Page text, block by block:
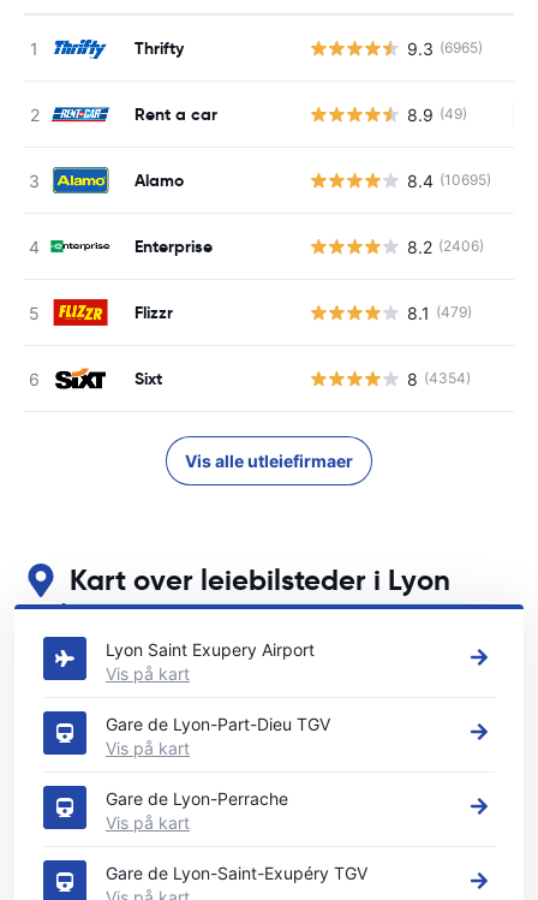
Thrifty 9.3 (6965)
Rent a car 8.9 (49)
Alamo 8.4 (10695)
Enterprise 8.2 (2406)
Flizzr 8.1 (479)
Sixt 8 (4354)
Vis alle utleiefirmaer
Kart over leiebilsteder i Lyon
Se våre viktigste bilutleiesteder i Lyon
Lyon Saint Exupery Airport
Vis på kart
Gare de Lyon-Part-Dieu TGV
Vis på kart
Gare de Lyon-Perrache
Vis på kart
Gare de Lyon-Saint-Exupéry TGV